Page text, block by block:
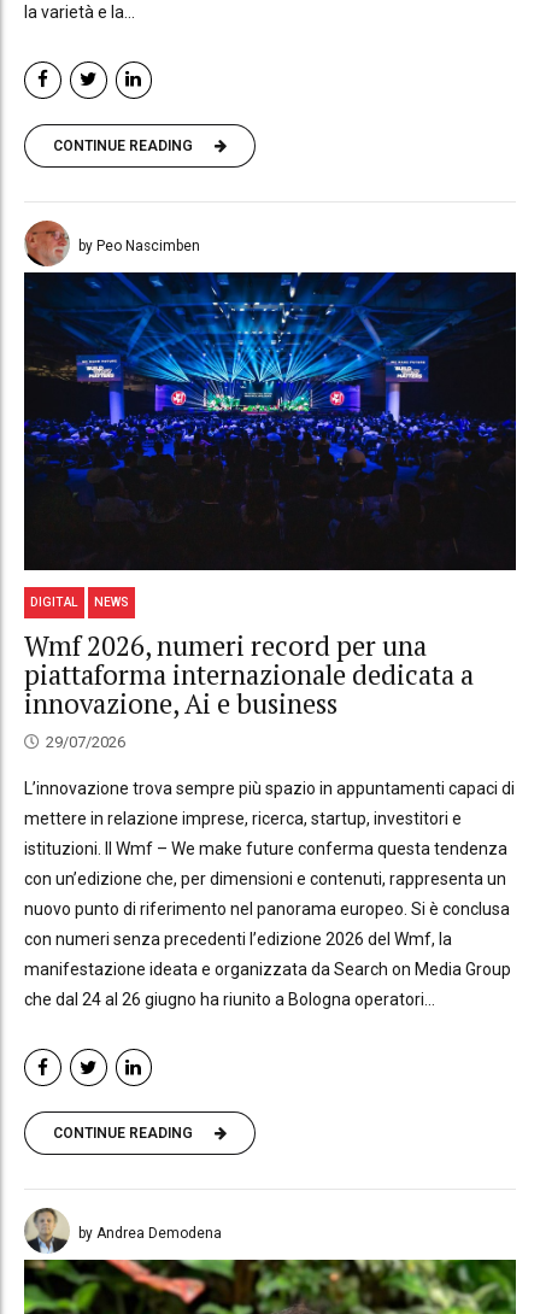
la varietà e la...
CONTINUE READING
by Peo Nascimben
DIGITAL NEWS
Wmf 2026, numeri record per una
piattaforma internazionale dedicata a
innovazione, Ai e business
29/07/2026
L’innovazione trova sempre più spazio in appuntamenti capaci di
mettere in relazione imprese, ricerca, startup, investitori e
istituzioni. Il Wmf – We make future conferma questa tendenza
con un’edizione che, per dimensioni e contenuti, rappresenta un
nuovo punto di riferimento nel panorama europeo. Si è conclusa
con numeri senza precedenti l’edizione 2026 del Wmf, la
manifestazione ideata e organizzata da Search on Media Group
che dal 24 al 26 giugno ha riunito a Bologna operatori...
CONTINUE READING
by Andrea Demodena